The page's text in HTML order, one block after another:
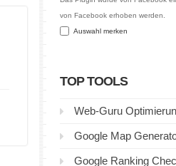
von Facebook erhoben werden.
Auswahl merken
TOP TOOLS
Web-Guru
Google Map
Google Ranking